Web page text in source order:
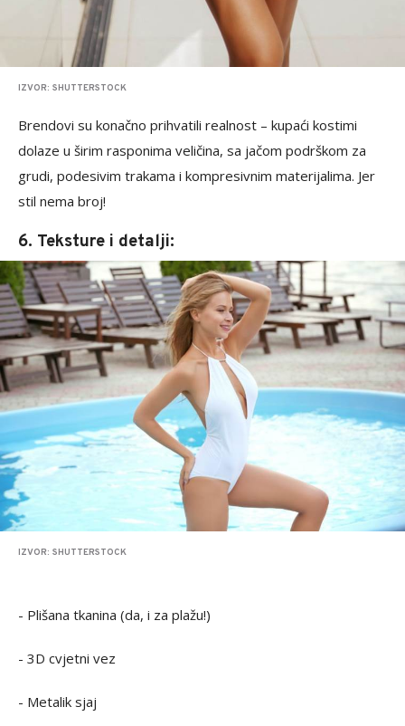
IZVOR: SHUTTERSTOCK
Brendovi su konačno prihvatili realnost – kupaći kostimi
dolaze u širim rasponima veličina, sa jačom podrškom za
grudi, podesivim trakama i kompresivnim materijalima. Jer
stil nema broj!
6. Teksture i detalji:
IZVOR: SHUTTERSTOCK
- Plišana tkanina (da, i za plažu!)
- 3D cvjetni vez
- Metalik sjaj